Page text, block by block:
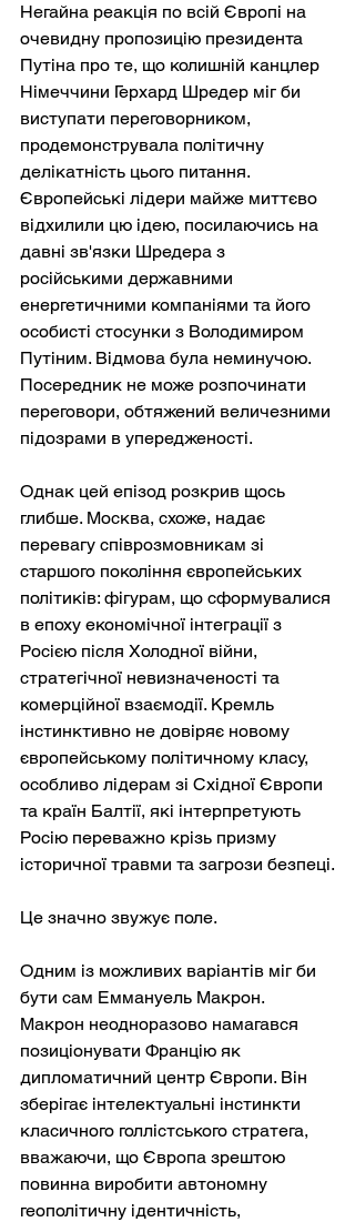
Негайна реакція по всій Європі на
очевидну пропозицію президента
Путіна про те, що колишній канцлер
Німеччини Герхард Шредер міг би
виступати переговорником,
продемонструвала політичну
делікатність цього питання.
Європейські лідери майже миттєво
відхилили цю ідею, посилаючись на
давні зв'язки Шредера з
російськими державними
енергетичними компаніями та його
особисті стосунки з Володимиром
Путіним. Відмова була неминучою.
Посередник не може розпочинати
переговори, обтяжений величезними
підозрами в упередженості.
Однак цей епізод розкрив щось
глибше. Москва, схоже, надає
перевагу співрозмовникам зі
старшого покоління європейських
політиків: фігурам, що сформувалися
в епоху економічної інтеграції з
Росією після Холодної війни,
стратегічної невизначеності та
комерційної взаємодії. Кремль
інстинктивно не довіряє новому
європейському політичному класу,
особливо лідерам зі Східної Європи
та країн Балтії, які інтерпретують
Росію переважно крізь призму
історичної травми та загрози безпеці.
Це значно звужує поле.
Одним із можливих варіантів міг би
бути сам Еммануель Макрон.
Макрон неодноразово намагався
позиціонувати Францію як
дипломатичний центр Європи. Він
зберігає інтелектуальні інстинкти
класичного голлістського стратега,
вважаючи, що Європа зрештою
повинна виробити автономну
геополітичну ідентичність,